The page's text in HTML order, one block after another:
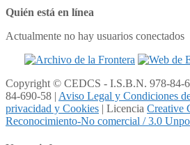
Quién está en línea
Actualmente no hay usuarios conectados
Copyright © CEDCS - I.S.B.N. 978-84-
84-690-58 | Aviso Legal y Condiciones
privacidad y Cookies | Licencia Creative
Reconocimiento-No comercial / 3.0